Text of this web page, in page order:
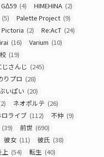
GΔ59 (4) HIMEHINA (2)
(5) Palette Project (9)
Pictoria (2) Re:AcT (24)
(16) Varium (10)
(19)
じさんじ (245)
りプロ (28)
いぱい (20)
ネオポルテ (26)
ロライブ (112) 不仲 (9)
(39) 前世 (690)
彼女 (11) 彼氏 (38)
上 (54) 転生 (40)